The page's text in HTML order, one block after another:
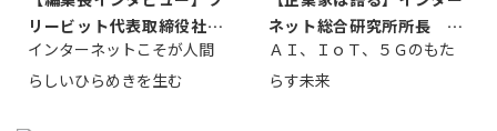
リービット代表取締役社長
ＣＥＯ 石田...
インターネットこそが人間
らしいひらめきを生む
ネット総合研究所所長 ブ
ロードバンド...
ＡＩ、ＩｏＴ、５Ｇのもた
らす未来